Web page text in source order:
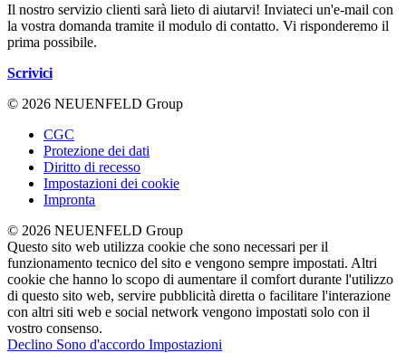
Il nostro servizio clienti sarà lieto di aiutarvi! Inviateci un'e-mail con
la vostra domanda tramite il modulo di contatto. Vi risponderemo il
prima possibile.
Scrivici
© 2026 NEUENFELD Group
CGC
Protezione dei dati
Diritto di recesso
Impostazioni dei cookie
Impronta
© 2026 NEUENFELD Group
Questo sito web utilizza cookie che sono necessari per il
funzionamento tecnico del sito e vengono sempre impostati. Altri
cookie che hanno lo scopo di aumentare il comfort durante l'utilizzo
di questo sito web, servire pubblicità diretta o facilitare l'interazione
con altri siti web e social network vengono impostati solo con il
vostro consenso.
Declino Sono d'accordo Impostazioni